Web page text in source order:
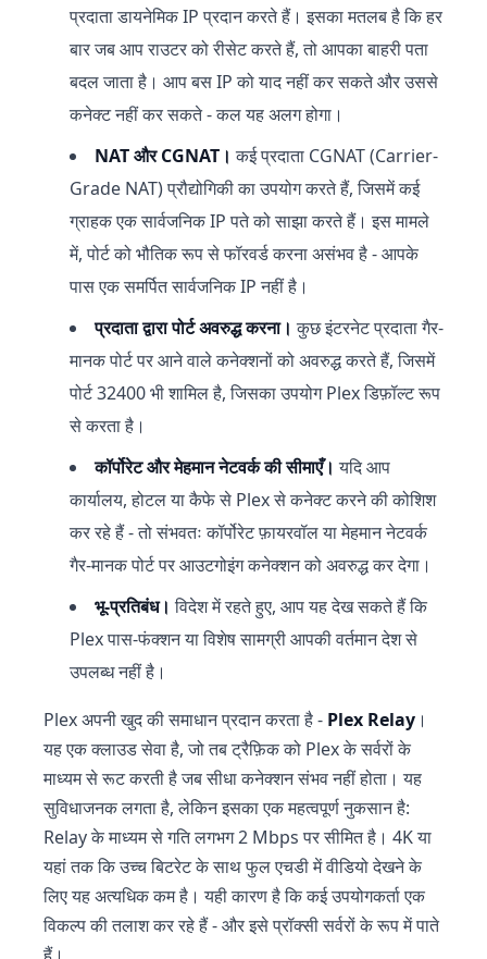
प्रदाता डायनेमिक IP प्रदान करते हैं। इसका मतलब है कि हर
बार जब आप राउटर को रीसेट करते हैं, तो आपका बाहरी पता
बदल जाता है। आप बस IP को याद नहीं कर सकते और उससे
कनेक्ट नहीं कर सकते - कल यह अलग होगा।
NAT और CGNAT। कई प्रदाता CGNAT (Carrier-
Grade NAT) प्रौद्योगिकी का उपयोग करते हैं, जिसमें कई
ग्राहक एक सार्वजनिक IP पते को साझा करते हैं। इस मामले
में, पोर्ट को भौतिक रूप से फॉरवर्ड करना असंभव है - आपके
पास एक समर्पित सार्वजनिक IP नहीं है।
प्रदाता द्वारा पोर्ट अवरुद्ध करना। कुछ इंटरनेट प्रदाता गैर-
मानक पोर्ट पर आने वाले कनेक्शनों को अवरुद्ध करते हैं, जिसमें
पोर्ट 32400 भी शामिल है, जिसका उपयोग Plex डिफ़ॉल्ट रूप
से करता है।
कॉर्पोरेट और मेहमान नेटवर्क की सीमाएँ। यदि आप
कार्यालय, होटल या कैफे से Plex से कनेक्ट करने की कोशिश
कर रहे हैं - तो संभवतः कॉर्पोरेट फ़ायरवॉल या मेहमान नेटवर्क
गैर-मानक पोर्ट पर आउटगोइंग कनेक्शन को अवरुद्ध कर देगा।
भू-प्रतिबंध। विदेश में रहते हुए, आप यह देख सकते हैं कि
Plex पास-फंक्शन या विशेष सामग्री आपकी वर्तमान देश से
उपलब्ध नहीं है।
Plex अपनी खुद की समाधान प्रदान करता है - Plex Relay ।
यह एक क्लाउड सेवा है, जो तब ट्रैफ़िक को Plex के सर्वरों के
माध्यम से रूट करती है जब सीधा कनेक्शन संभव नहीं होता। यह
सुविधाजनक लगता है, लेकिन इसका एक महत्वपूर्ण नुकसान है:
Relay के माध्यम से गति लगभग 2 Mbps पर सीमित है। 4K या
यहां तक कि उच्च बिटरेट के साथ फुल एचडी में वीडियो देखने के
लिए यह अत्यधिक कम है। यही कारण है कि कई उपयोगकर्ता एक
विकल्प की तलाश कर रहे हैं - और इसे प्रॉक्सी सर्वरों के रूप में पाते